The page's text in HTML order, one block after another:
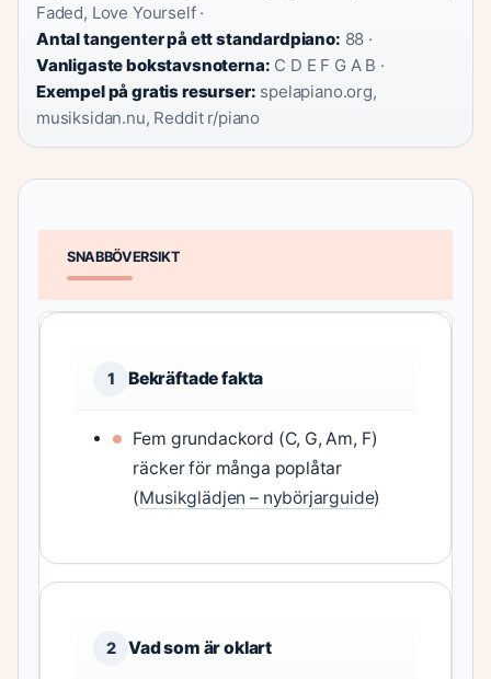
Faded, Love Yourself ·
Antal tangenter på ett standardpiano: 88 ·
Vanligaste bokstavsnoterna: C D E F G A B ·
Exempel på gratis resurser: spelapiano.org,
musiksidan.nu, Reddit r/piano
SNABBÖVERSIKT
1 Bekräftade fakta
Fem grundackord (C, G, Am, F)
räcker för många poplåtar
(Musikglädjen – nybörjarguide)
2 Vad som är oklart